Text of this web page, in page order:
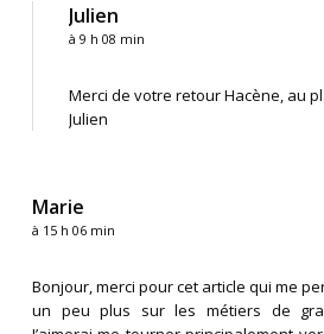
Julien
à 9 h 08 min
Merci de votre retour Hacène, au
Julien
Marie
à 15 h 06 min
Bonjour, merci pour cet article qui me
un peu plus sur les métiers de